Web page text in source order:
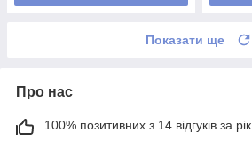
Показати ще
Про нас
100% позитивних з 14 відгуків за рік